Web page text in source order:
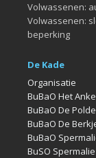
Volwassenen:
Volwassenen:
beperking
De Kade
Organisatie
BuBaO Het
BuBaO De
BuBaO De
BuBaO
BuSO Spermalie